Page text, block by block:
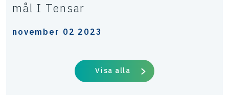
mål I Tensar
november 02 2023
Visa alla